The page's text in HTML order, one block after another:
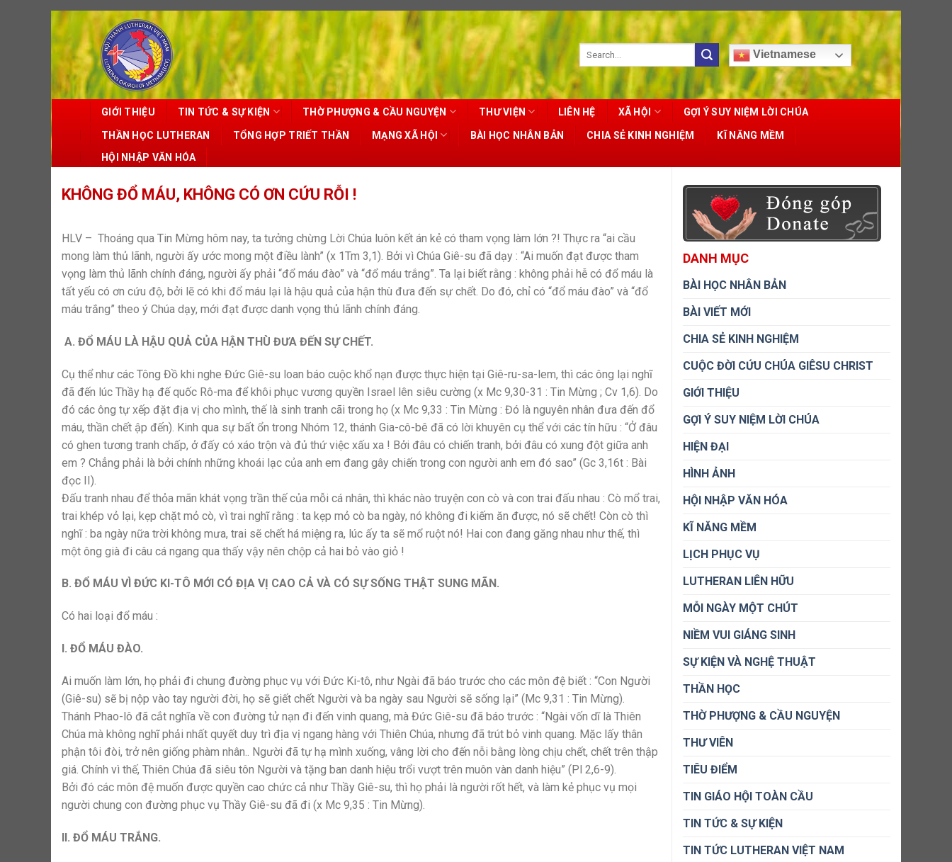
Skip
to
content
Vietnamese
GIỚI THIỆU TIN TỨC & SỰ KIỆN THỜ PHƯỢNG & CẦU NGUYỆN THƯ VIỆN LIÊN HỆ XÃ HỘI GỢI Ý SUY NIỆM LỜI CHÚA
THẦN HỌC LUTHERAN TỔNG HỢP TRIẾT THẦN MẠNG XÃ HỘI BÀI HỌC NHÂN BẢN CHIA SẺ KINH NGHIỆM
KĨ NĂNG MỀM
HỘI NHẬP VĂN HÓA
KHÔNG ĐỔ MÁU, KHÔNG CÓ ƠN CỨU RỖI !
HLV – Thoáng qua Tin Mừng hôm nay, ta tưởng chừng Lời Chúa luôn kết án kẻ có tham vọng làm lớn ?! Thực ra “ai cầu
mong làm thủ lãnh, người ấy ước mong một điều lành” (x 1Tm 3,1). Bởi vì Chúa Giê-su đã dạy : “Ai muốn đạt được tham
vọng làm thủ lãnh chính đáng, người ấy phải “đổ máu đào” và “đổ máu trắng”. Ta lại biết rằng : không phải hễ có đổ máu là
tất yếu có ơn cứu độ, bởi lẽ có khi đổ máu lại là hậu quả của hận thù đưa đến sự chết. Do đó, chỉ có “đổ máu đào” và “đổ
máu trắng” theo ý Chúa dạy, mới đạt được danh vọng thủ lãnh chính đáng.
A. ĐỔ MÁU LÀ HẬU QUẢ CỦA HẬN THÙ ĐƯA ĐẾN SỰ CHẾT.
Cụ thể như các Tông Đồ khi nghe Đức Giê-su loan báo cuộc khổ nạn được thực hiện tại Giê-ru-sa-lem, thì các ông lại nghĩ
đã đến lúc Thầy hạ đế quốc Rô-ma để khôi phục vương quyền Israel lên siêu cường (x Mc 9,30-31 : Tin Mừng ; Cv 1,6). Do
đó các ông tự xếp đặt địa vị cho mình, thế là sinh tranh cãi trong họ (x Mc 9,33 : Tin Mừng : Đó là nguyên nhân đưa đến đổ
máu, thần chết ập đến). Kinh qua sự bất ổn trong Nhóm 12, thánh Gia-cô-bê đã có lời khuyên cụ thể với các tín hữu : “Ở đâu
có ghen tương tranh chấp, ở đấy có xáo trộn và đủ thứ việc xấu xa ! Bởi đâu có chiến tranh, bởi đâu có xung đột giữa anh
em ? Chẳng phải là bởi chính những khoái lạc của anh em đang gây chiến trong con người anh em đó sao” (Gc 3,16t : Bài
đọc II).
Đấu tranh nhau để thỏa mãn khát vọng trần thế của mỗi cá nhân, thì khác nào truyện con cò và con trai đấu nhau : Cò mổ trai,
trai khép vỏ lại, kẹp chặt mỏ cò, vì trai nghĩ rằng : ta kẹp mỏ cò ba ngày, nó không đi kiếm ăn được, nó sẽ chết! Còn cò thì
nghĩ : ba ngày nữa trời không mưa, trai sẽ chết há miệng ra, lúc ấy ta sẽ mổ ruột nó! Hai con đang găng nhau như thế, thì
một ông già đi câu cá ngang qua thấy vậy nên chộp cả hai bỏ vào giỏ !
B. ĐỔ MÁU VÌ ĐỨC KI-TÔ MỚI CÓ ĐỊA VỊ CAO CẢ VÀ CÓ SỰ SỐNG THẬT SUNG MÃN.
Có hai loại đổ máu :
I. ĐỔ MÁU ĐÀO.
Ai muốn làm lớn, họ phải đi chung đường phục vụ với Đức Ki-tô, như Ngài đã báo trước cho các môn đệ biết : “Con Người
(Giê-su) sẽ bị nộp vào tay người đời, họ sẽ giết chết Người và ba ngày sau Người sẽ sống lại” (Mc 9,31 : Tin Mừng).
Thánh Phao-lô đã cắt nghĩa về con đường tử nạn đi đến vinh quang, mà Đức Giê-su đã báo trước : “Ngài vốn dĩ là Thiên
Chúa mà không nghĩ phải nhất quyết duy trì địa vị ngang hàng với Thiên Chúa, nhưng đã trút bỏ vinh quang. Mặc lấy thân
phận tôi đòi, trở nên giống phàm nhân.. Người đã tự hạ mình xuống, vâng lời cho đến nỗi bằng lòng chịu chết, chết trên thập
giá. Chính vì thế, Thiên Chúa đã siêu tôn Người và tặng ban danh hiệu trổi vượt trên muôn vàn danh hiệu” (Pl 2,6-9).
Bởi đó các môn đệ muốn được quyền cao chức cả như Thầy Giê-su, thì họ phải là người rốt hết, và làm kẻ phục vụ mọi
người chung con đường phục vụ Thầy Giê-su đã đi (x Mc 9,35 : Tin Mừng).
II. ĐỔ MÁU TRẮNG.
DANH MỤC
BÀI HỌC NHÂN BẢN
BÀI VIẾT MỚI
CHIA SẺ KINH NGHIỆM
CUỘC ĐỜI CỨU CHÚA GIÊSU CHRIST
GIỚI THIỆU
GỢI Ý SUY NIỆM LỜI CHÚA
HIỆN ĐẠI
HÌNH ẢNH
HỘI NHẬP VĂN HÓA
KĨ NĂNG MỀM
LỊCH PHỤC VỤ
LUTHERAN LIÊN HỮU
MỖI NGÀY MỘT CHÚT
NIỀM VUI GIÁNG SINH
SỰ KIỆN VÀ NGHỆ THUẬT
THẦN HỌC
THỜ PHƯỢNG & CẦU NGUYỆN
THƯ VIÊN
TIÊU ĐIỂM
TIN GIÁO HỘI TOÀN CẦU
TIN TỨC & SỰ KIỆN
TIN TỨC LUTHERAN VIỆT NAM